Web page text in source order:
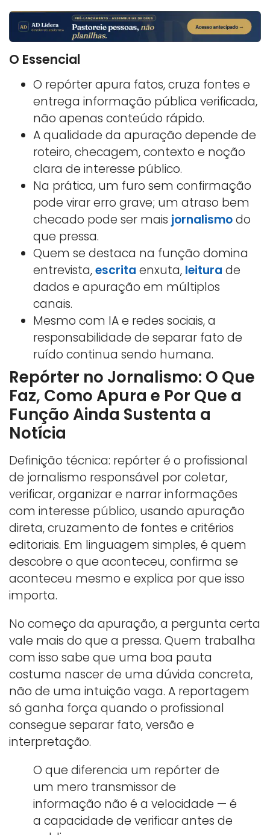
O Essencial
O repórter apura fatos, cruza fontes e
entrega informação pública verificada,
não apenas conteúdo rápido.
A qualidade da apuração depende de
roteiro, checagem, contexto e noção
clara de interesse público.
Na prática, um furo sem confirmação
pode virar erro grave; um atraso bem
checado pode ser mais jornalismodo
que pressa.
Quem se destaca na função domina
entrevista,escrita enxuta, leitura de
dados e apuração em múltiplos
canais.
Mesmo com IA e redes sociais, a
responsabilidade de separar fato de
ruído continua sendo humana.
Repórter no Jornalismo: O Que
Faz, Como Apura e Por Que a
Função Ainda Sustenta a
Notícia
Definição técnica: repórter é o profissional
de jornalismo responsável por coletar,
verificar, organizar e narrar informações
com interesse público, usando apuração
direta, cruzamento de fontes e critérios
editoriais. Em linguagem simples, é quem
descobre o que aconteceu, confirma se
aconteceu mesmo e explica por que isso
importa.
No começo da apuração, a pergunta certa
vale mais do que a pressa. Quem trabalha
com isso sabe que uma boa pauta
costuma nascer de uma dúvida concreta,
não de uma intuição vaga. A reportagem
só ganha força quando o profissional
consegue separar fato, versão e
interpretação.
O que diferencia um repórter de
um mero transmissor de
informação não é a velocidade — é
a capacidade de verificar antes de